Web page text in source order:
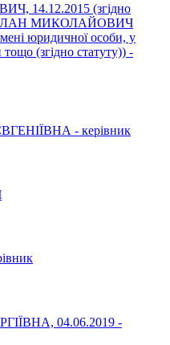
(згідно
МИКОЛАЙОВИЧ
юридичної особи, у
(згідно статуту)) -
- керівник
04.06.2019 -